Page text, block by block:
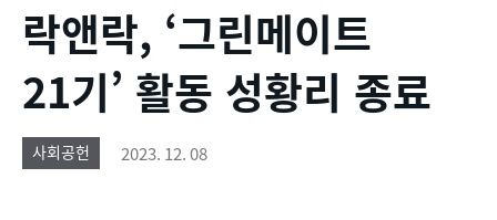
락앤락, ‘그린메이트
21기’ 활동 성황리 종료
사회공헌 2023. 12. 08